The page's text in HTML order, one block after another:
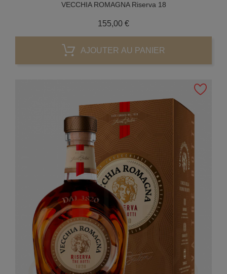
VECCHIA ROMAGNA Riserva 18
155,00 €Prix
AJOUTER AU PANIER